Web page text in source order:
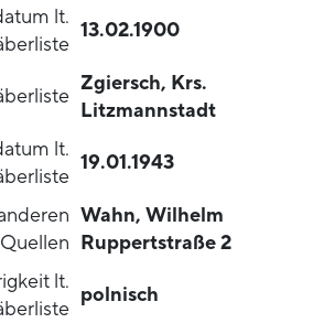
lt.
13.02.1900
Zgiersch, Krs.
Litzmannstadt
lt.
19.01.1943
Quellen
Wahn, Wilhelm
Ruppertstraße 2
lt.
polnisch